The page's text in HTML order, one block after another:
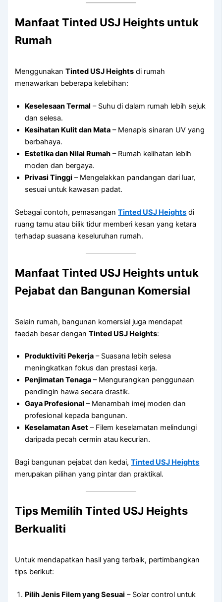
Manfaat Tinted USJ Heights untuk
Rumah
MenggunakanTinted USJ Heights di rumah
menawarkan beberapa kelebihan:
Keselesaan Termal – Suhu di dalam rumah lebih sejuk
dan selesa.
Kesihatan Kulit dan Mata – Menapis sinaran UV yang
berbahaya.
Estetika dan Nilai Rumah – Rumah kelihatan lebih
moden dan bergaya.
Privasi Tinggi – Mengelakkan pandangan dari luar,
sesuai untuk kawasan padat.
Sebagai contoh, pemasanganTinted USJ Heights di
ruang tamu atau bilik tidur memberi kesan yang ketara
terhadap suasana keseluruhan rumah.
Manfaat Tinted USJ Heights untuk
Pejabat dan Bangunan Komersial
Selain rumah, bangunan komersial juga mendapat
faedah besar denganTinted USJ Heights:
Produktiviti Pekerja – Suasana lebih selesa
meningkatkan fokus dan prestasi kerja.
Penjimatan Tenaga – Mengurangkan penggunaan
pendingin hawa secara drastik.
Gaya Profesional – Menambah imej moden dan
profesional kepada bangunan.
Keselamatan Aset – Filem keselamatan melindungi
daripada pecah cermin atau kecurian.
Bagi bangunan pejabat dan kedai,Tinted USJ Heights
merupakan pilihan yang pintar dan praktikal.
Tips Memilih Tinted USJ Heights
Berkualiti
Untuk mendapatkan hasil yang terbaik, pertimbangkan
tips berikut:
Pilih Jenis Filem yang Sesuai – Solar control untuk